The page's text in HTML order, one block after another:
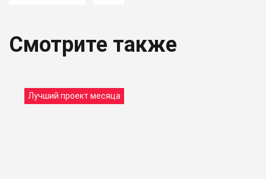
Смотрите также
Лучший проект месяца